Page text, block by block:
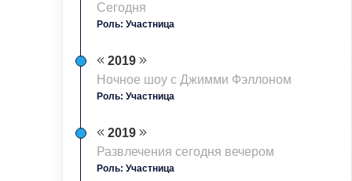
Сегодня
Роль: Участница
2019
Ночное шоу с Джимми Фэллоном
Роль: Участница
2019
Развлечения сегодня вечером
Роль: Участница